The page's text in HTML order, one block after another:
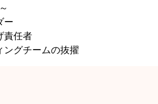
ー
責任者
グチームの抜擢